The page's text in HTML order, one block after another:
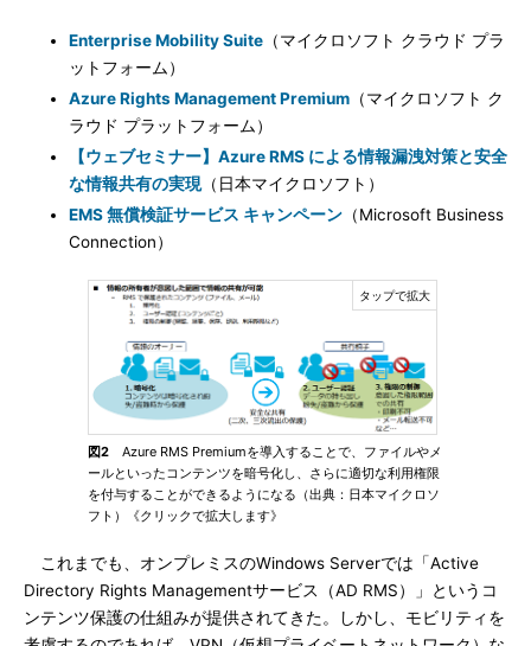
Enterprise Mobility Suite （マイクロソフト クラウド プラ
ットフォーム）
Azure Rights Management Premium （マイクロソフト ク
ラウド プラットフォーム）
【ウェブセミナー】Azure RMS による情報漏洩対策と安全
な情報共有の実現（日本マイクロソフト）
EMS 無償検証サービス キャンペーン （Microsoft Business
Connection）
図2 Azure RMS Premiumを導入することで、ファイルやメ
ールといったコンテンツを暗号化し、さらに適切な利用権限
を付与することができるようになる（出典：日本マイクロソ
フト）《クリックで拡大します》
これまでも、オンプレミスのWindows Serverでは「Active
Directory Rights Managementサービス（AD RMS）」というコ
ンテンツ保護の仕組みが提供されてきた。しかし、モビリティを